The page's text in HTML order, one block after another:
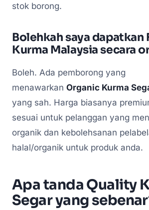
stok borong.
Bolehkah saya dapatkan
Kurma Malaysia secara
Boleh. Ada pemborong yang
menawarkan Organic Kurma
yang sah. Harga biasanya
sesuai untuk pelanggan yang
organik dan kebolehsanan
halal/organik untuk produk anda.
Apa tanda Quality
Segar yang